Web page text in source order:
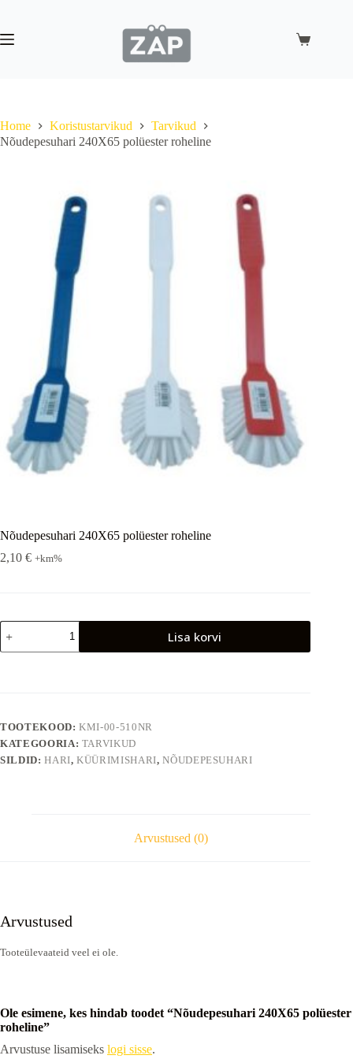
content
Shopping
Home Koristustarvikud
Tarvikud
Nõudepesuhari 240X65 polüester roheline
Nõudepesuhari 240X65 polüester roheline
2,10 € +km%
Nõudepesuhari
240X65
polüester
Lisa korvi
TOOTEKOOD:KMI-00-510NR
KATEGOORIA: TARVIKUD
SILDID:HARI,KÜÜRIMISHARI,NÕUDEPESUHARI
Arvustused (0)
Arvustused
Tooteülevaateid veel ei ole.
Ole esimene, kes hindab toodet “Nõudepesuhari 240X65 polüester
roheline”
Arvustuse lisamiseks logi sisse.